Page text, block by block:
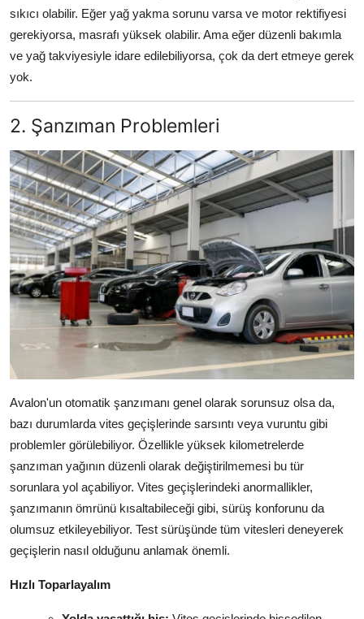
sıkıcı olabilir. Eğer yağ yakma sorunu varsa ve motor rektifiyesi
gerekiyorsa, masrafı yüksek olabilir. Ama eğer düzenli bakımla
ve yağ takviyesiyle idare edilebiliyorsa, çok da dert etmeye gerek
yok.
2. Şanzıman Problemleri
Avalon'un otomatik şanzımanı genel olarak sorunsuz olsa da,
bazı durumlarda vites geçişlerinde sarsıntı veya vuruntu gibi
problemler görülebiliyor. Özellikle yüksek kilometrelerde
şanzıman yağının düzenli olarak değiştirilmemesi bu tür
sorunlara yol açabiliyor. Vites geçişlerindeki anormallikler,
şanzımanın ömrünü kısaltabileceği gibi, sürüş konforunu da
olumsuz etkileyebiliyor. Test sürüşünde tüm vitesleri deneyerek
geçişlerin nasıl olduğunu anlamak önemli.
Hızlı Toparlayalım